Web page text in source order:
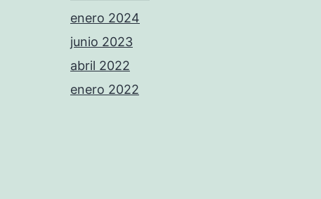
enero 2024
junio 2023
abril 2022
enero 2022